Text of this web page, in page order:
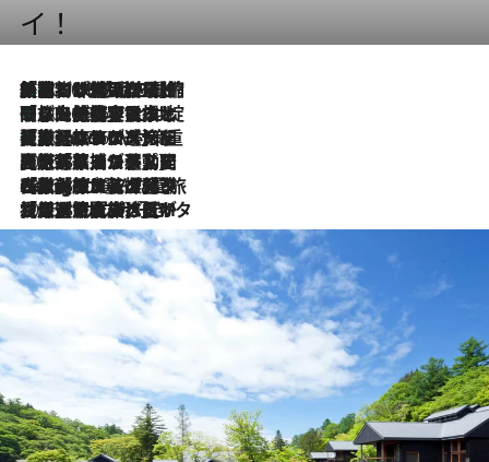
イ！
2026.8.6
「荷物が増えるほど旅ストレスは増す」美容ジャーナリストがたどり着いた最終結論。“化粧品を劇的に減らす”感動の凝縮美容とは
2026.8.6
「旅先には金髪ウィッグを持参」日本と同じメイクでは損してる!? 美容ジャーナリストが提案する“掟破りの旅美容”とは
2026.8.6
【厳選旅コスメ】「身軽さ＆UV対策重視！」ヘアアーティストshucoが選んだ夏旅ベストコスメを発表【Mサイズジップ】
2026.8.5
【厳選旅コスメ】国内をあちこち移動する河井菜摘が選んだ夏旅ベストコスメ発表！「リラックスアイテムはマスト」【Mサイズジップ】
2026.8.4
【厳選旅コスメ】「紫外線＆乾燥対策しながらメイク感も！」ヘア＆メイクGeorgeが選んだ夏旅ベストコスメを発表！【Mサイズジップ】
2026.8.3
【厳選旅コスメ】「保湿もタイパ重視！」“サウナ好き”タレント清水みさとが愛用する夏旅ベストコスメを発表！【Mサイズジップ】